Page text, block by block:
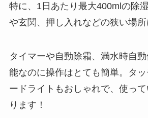
特に、1日あたり最大400mlの除
や玄関、押し入れなどの狭い場
タイマーや自動除霜、満水時自
能なのに操作はとても簡単。タ
ードライトもおしゃれで、使っ
ります！